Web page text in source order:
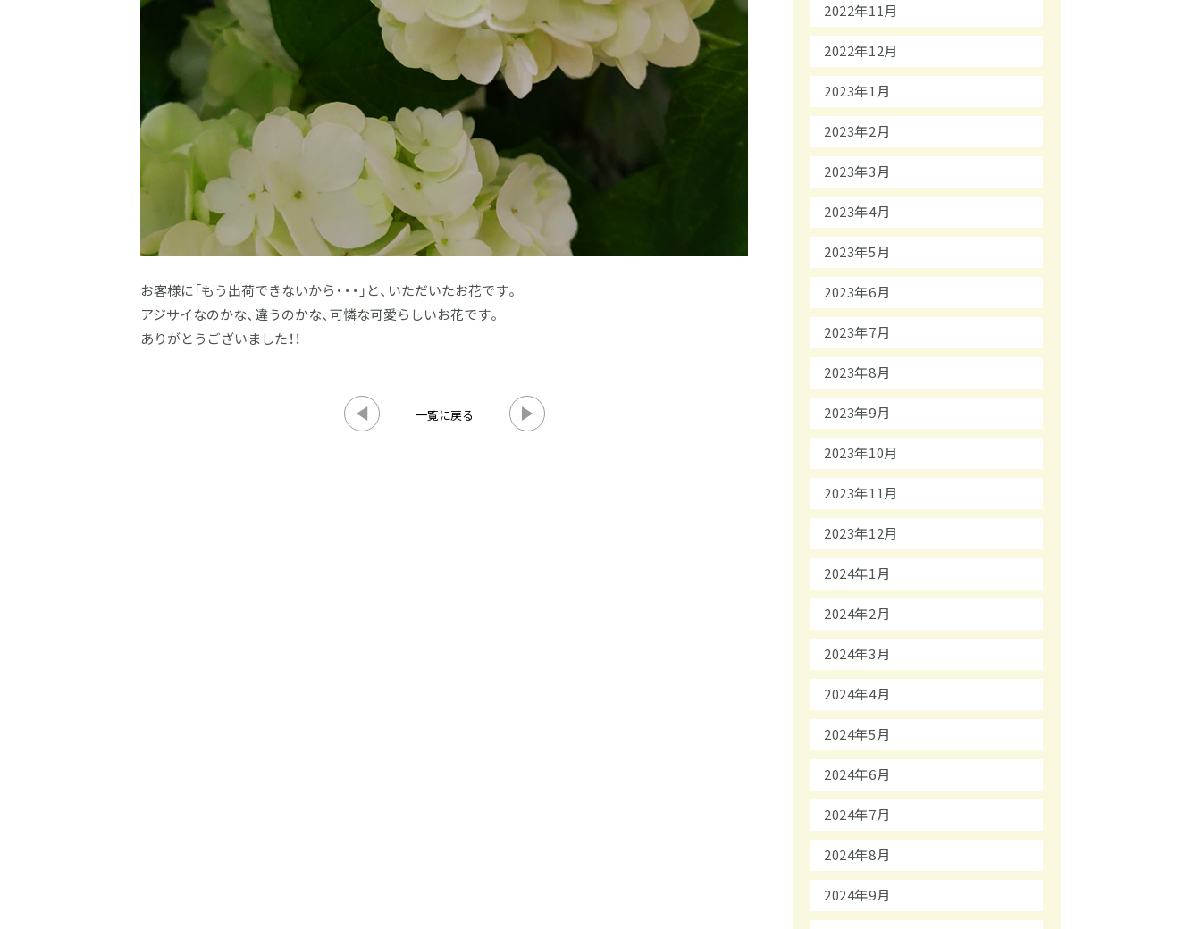
お客様に「もう出荷できないから・・・」と、いただいたお花です。
アジサイなのかな、違うのかな、可憐な可愛らしいお花です。
ありがとうございました！！
一覧に戻る
2022年11月
2022年12月
2023年1月
2023年2月
2023年3月
2023年4月
2023年5月
2023年6月
2023年7月
2023年8月
2023年9月
2023年10月
2023年11月
2023年12月
2024年1月
2024年2月
2024年3月
2024年4月
2024年5月
2024年6月
2024年7月
2024年8月
2024年9月